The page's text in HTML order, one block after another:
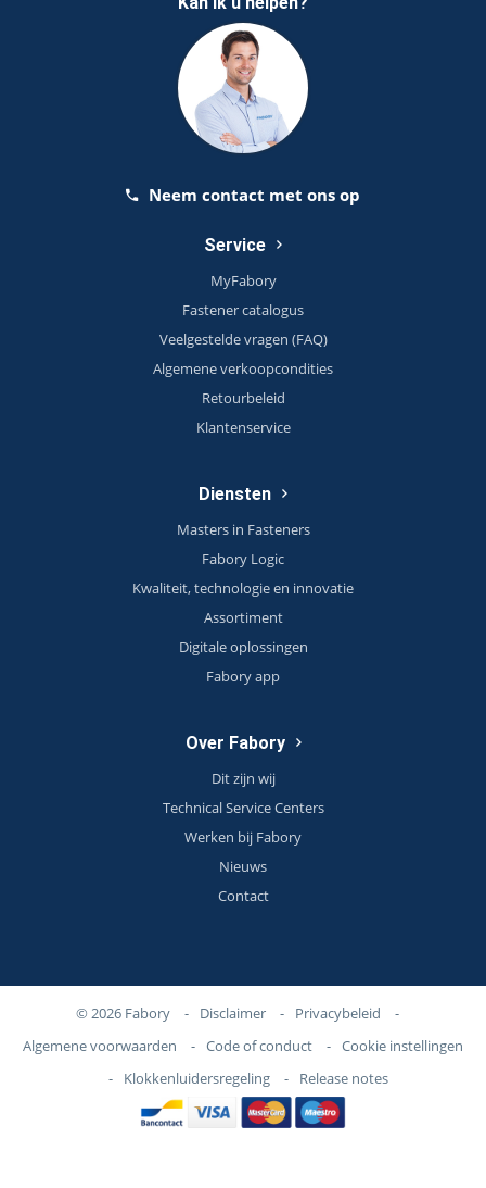
Neem contact met ons op
Service
MyFabory
Fastener catalogus
Veelgestelde vragen (FAQ)
Algemene verkoopcondities
Retourbeleid
Klantenservice
Diensten
Masters in Fasteners
Fabory Logic
Kwaliteit, technologie en innovatie
Assortiment
Digitale oplossingen
Fabory app
Over Fabory
Dit zijn wij
Technical Service Centers
Werken bij Fabory
Nieuws
Contact
© 2026 Fabory - Disclaimer - Privacybeleid
-
Algemene voorwaarden
- Code of conduct - Cookie instellingen
-
Klokkenluidersregeling - Release notes